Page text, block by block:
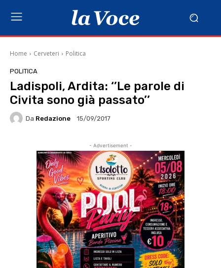
Home Cerveteri Politica
POLITICA
Ladispoli, Ardita: ‘’Le parole di
Civita sono già passato’’
Da Redazione 15/09/2017
- Advertisement -